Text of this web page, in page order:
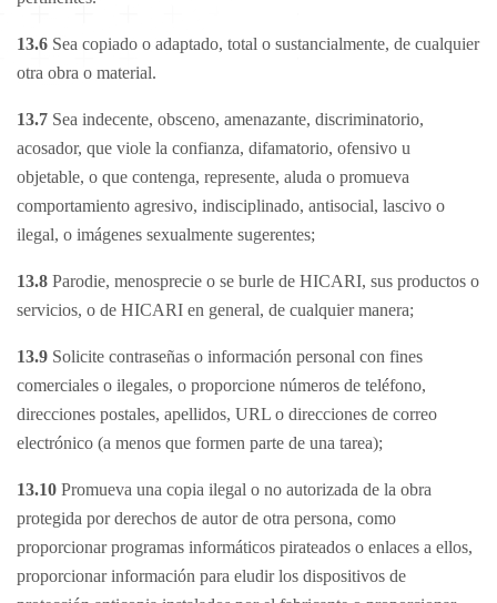
13.6 Sea copiado o adaptado, total o sustancialmente, de cualquier
otra obra o material.
13.7 Sea indecente, obsceno, amenazante, discriminatorio,
acosador, que viole la confianza, difamatorio, ofensivo u
objetable, o que contenga, represente, aluda o promueva
comportamiento agresivo, indisciplinado, antisocial, lascivo o
ilegal, o imágenes sexualmente sugerentes;
13.8 Parodie, menosprecie o se burle de HICARI, sus productos o
servicios, o de HICARI en general, de cualquier manera;
13.9 Solicite contraseñas o información personal con fines
comerciales o ilegales, o proporcione números de teléfono,
direcciones postales, apellidos, URL o direcciones de correo
electrónico (a menos que formen parte de una tarea);
13.10 Promueva una copia ilegal o no autorizada de la obra
protegida por derechos de autor de otra persona, como
proporcionar programas informáticos pirateados o enlaces a ellos,
proporcionar información para eludir los dispositivos de